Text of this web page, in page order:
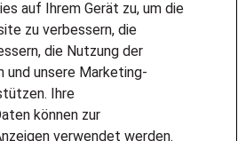
auf Ihrem Gerät zu, um die
zu verbessern, die
die Nutzung der
und unsere Marketing-
Ihre
können zur
verwendet werden.